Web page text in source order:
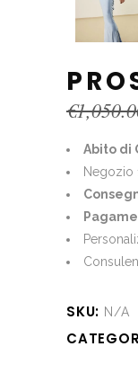
€
Abito di
Negozio
SKU: N/A